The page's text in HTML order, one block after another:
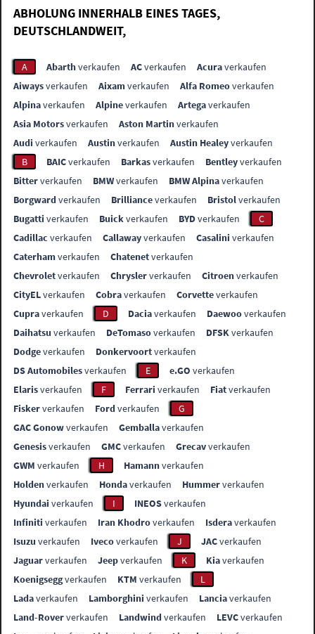
ABHOLUNG INNERHALB EINES TAGES,
DEUTSCHLANDWEIT,
A Abarthverkaufen ACverkaufen Acuraverkaufen
Aiwaysverkaufen Aixamverkaufen Alfa Romeoverkaufen
Alpinaverkaufen Alpineverkaufen Artegaverkaufen
Asia Motorsverkaufen Aston Martinverkaufen
Audi verkaufen Austinverkaufen Austin Healeyverkaufen
B
BAICverkaufen Barkasverkaufen Bentleyverkaufen
Bitterverkaufen BMWverkaufen BMW Alpinaverkaufen
Borgwardverkaufen Brillianceverkaufen Bristolverkaufen
Bugatti verkaufen Buickverkaufen BYDverkaufen
C
Cadillac verkaufen Callawayverkaufen Casalini verkaufen
Caterhamverkaufen Chatenetverkaufen
Chevroletverkaufen Chryslerverkaufen Citroenverkaufen
CityELverkaufen Cobraverkaufen Corvetteverkaufen
Cupraverkaufen D Daciaverkaufen Daewooverkaufen
Daihatsu verkaufen DeTomasoverkaufen DFSKverkaufen
Dodgeverkaufen Donkervoortverkaufen
DS Automobilesverkaufen E e.GO verkaufen
Elarisverkaufen F Ferrari verkaufen Fiatverkaufen
Fiskerverkaufen Fordverkaufen
G
GAC Gonowverkaufen Gemballaverkaufen
Genesisverkaufen GMCverkaufen Grecavverkaufen
GWM verkaufen H Hamannverkaufen
Holdenverkaufen Hondaverkaufen Hummerverkaufen
Hyundai verkaufen I INEOSverkaufen
Infiniti verkaufen Iran Khodroverkaufen Isderaverkaufen
Isuzu verkaufen Ivecoverkaufen J JACverkaufen
Jaguarverkaufen Jeepverkaufen K Kiaverkaufen
Koenigseggverkaufen KTM verkaufen
L
Ladaverkaufen Lamborghini verkaufen Lanciaverkaufen
Land-Roververkaufen Landwindverkaufen LEVCverkaufen